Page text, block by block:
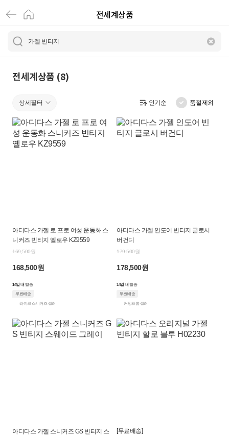
가
젤
티
전
세
크
로
켓
전세계상품
전세계상품 (8)
상세필터 인기순 품절제외
아디다스 가젤 로 프로 여성 운동화 스
니커즈 빈티지 옐로우 KZ9559
169,500원
168,500원
14일 내 발송
무료배송
라이크 스니커즈 셀러
아디다스 가젤 인도어 빈티지 글로시
버건디
179,500원
178,500원
14일 내 발송
무료배송
커밍프롬 셀러
아디다스 가젤 스니커즈 GS 빈티지 스
[무료배송]